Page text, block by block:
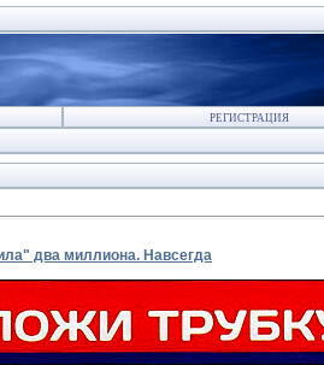
РЕГИСТРАЦИЯ
два миллиона. Навсегда